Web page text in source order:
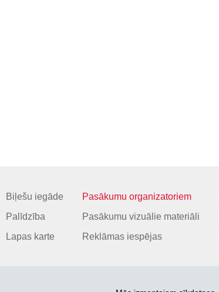
Biļešu iegāde
Palīdzība
Lapas karte
Pasākumu organizatoriem
Pasākumu vizuālie materiāli
Reklāmas iespējas